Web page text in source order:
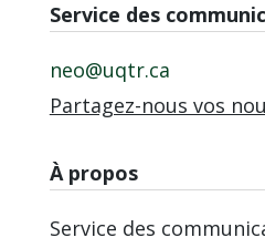
Service des
neo@uqtr.ca
Partagez-nous vos
À propos
Service des